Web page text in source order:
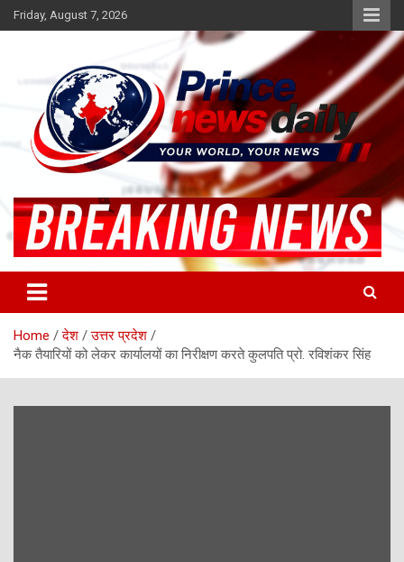
Skip
to
Friday, August 7, 2026
Princenews Daily
Home देश
उत्तर प्रदेश
नैक तैयारियों को लेकर कार्यालयों का निरीक्षण करते कुलपति प्रो. रविशंकर सिंह